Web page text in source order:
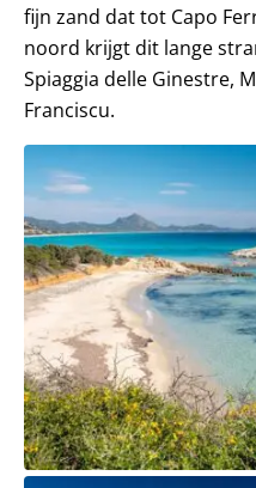
fijn zand dat tot Capo
noord krijgt dit lange
Spiaggia delle Ginestre,
Franciscu.